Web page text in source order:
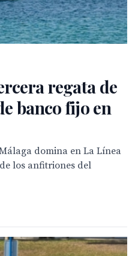
regata de
banco fijo en
domina en La Línea
los anfitriones del